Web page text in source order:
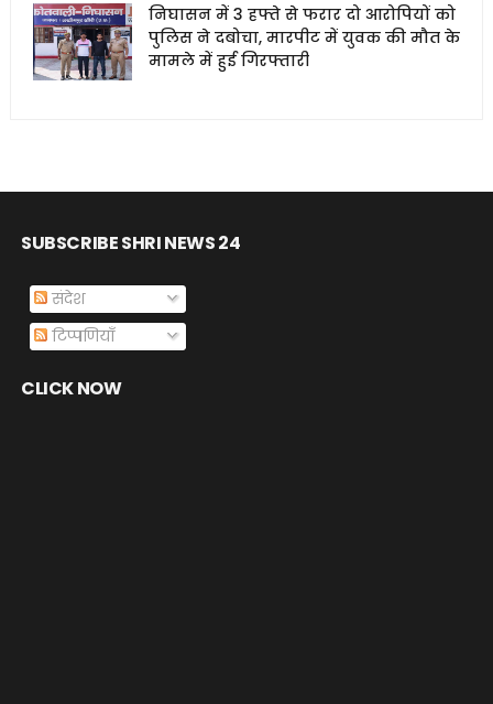
निघासन में 3 हफ्ते से फरार दो आरोपियों को
पुलिस ने दबोचा, मारपीट में युवक की मौत के
मामले में हुई गिरफ्तारी
SUBSCRIBE SHRI NEWS 24
संदेश
टिप्पणियाँ
CLICK NOW